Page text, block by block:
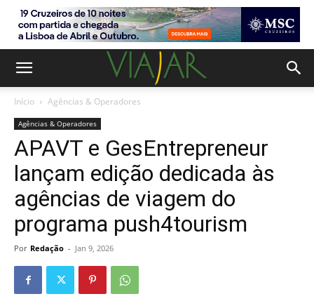
Início Agências & Operadores
Agências & Operadores
APAVT e GesEntrepreneur
lançam edição dedicada às
agências de viagem do
programa push4tourism
Por Redação - Jan 9, 2026